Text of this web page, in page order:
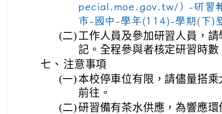
pecial.moe.gov.tw/）-研習
市-國中-學年(114)-學期(下)
(二) 工作人員及參加研習人員，
記。全程參與者核定研習時數
七、 注意事項
(一) 本校停車位有限，請儘量搭
前往。
(二)研習備有茶水供應，為響應